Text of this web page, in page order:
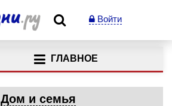
Войти
ГЛАВНОЕ
Дом и семья